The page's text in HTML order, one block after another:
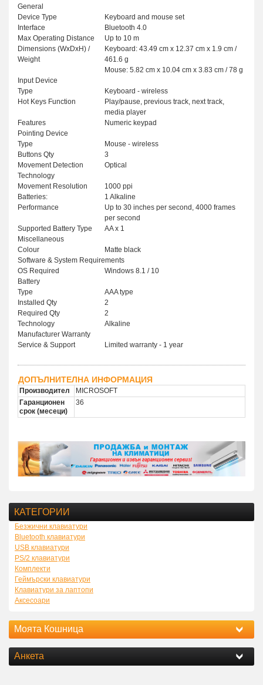
General
Device Type
Keyboard and mouse set
Interface
Bluetooth 4.0
Max Operating Distance
Up to 10 m
Dimensions (WxDxH) /
Weight
Keyboard: 43.49 cm x 12.37 cm x 1.9 cm /
461.6 g
Mouse: 5.82 cm x 10.04 cm x 3.83 cm / 78 g
Input Device
Type
Keyboard - wireless
Hot Keys Function
Play/pause, previous track, next track,
media player
Features
Numeric keypad
Pointing Device
Type
Mouse - wireless
Buttons Qty
3
Movement Detection
Technology
Optical
Movement Resolution
1000 ppi
Batteries:
1 Alkaline
Performance
Up to 30 inches per second, 4000 frames
per second
Supported Battery Type
AA x 1
Miscellaneous
Colour
Matte black
Software & System Requirements
OS Required
Windows 8.1 / 10
Battery
Type
AAA type
Installed Qty
2
Required Qty
2
Technology
Alkaline
Manufacturer Warranty
Service & Support
Limited warranty - 1 year
ДОПЪЛНИТЕЛНА ИНФОРМАЦИЯ
Производител
MICROSOFT
Гаранционен
срок (месеци)
36
КАТЕГОРИИ
Безжични клавиатури
Bluetooth клавиатури
USB клавиатури
PS/2 клавиатури
Комплекти
Геймърски клавиатури
Клавиатури за лаптопи
Аксесоари
Моята Кошница
Анкета